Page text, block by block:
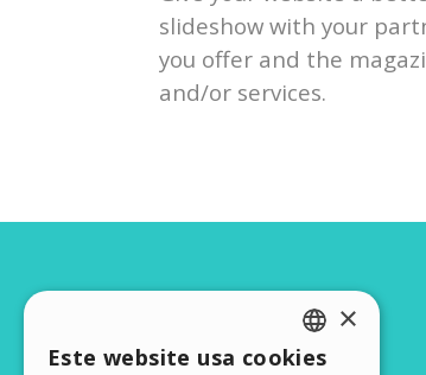
ENGLISH
×
Este website usa cookies